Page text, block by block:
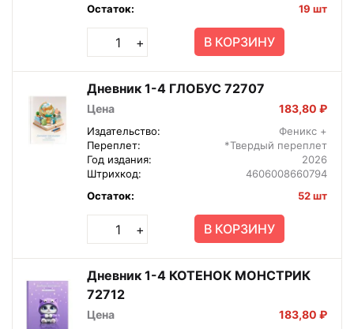
Остаток:
19 шт
+ В КОРЗИНУ
Дневник 1-4 ГЛОБУС 72707
Цена 183,80 ₽
Издательство:
Феникс +
Переплет:
*Твердый переплет
Год издания:
2026
Штрихкод:
4606008660794
Остаток:
52 шт
+ В КОРЗИНУ
Дневник 1-4 КОТЕНОК МОНСТРИК
72712
Цена 183,80 ₽